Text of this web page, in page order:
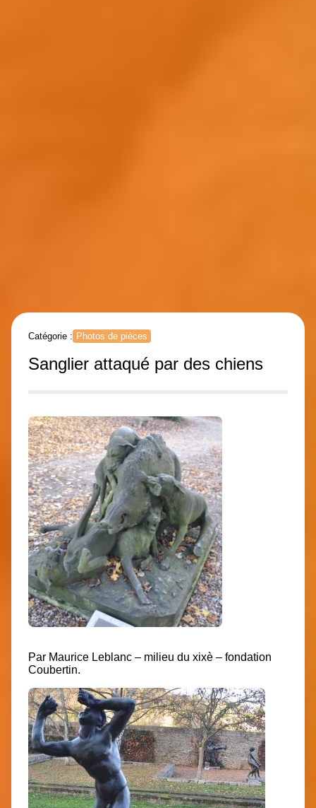
Catégorie : Photos de pièces
Sanglier attaqué par des chiens
Par Maurice Leblanc – milieu du xixè – fondation
Coubertin.